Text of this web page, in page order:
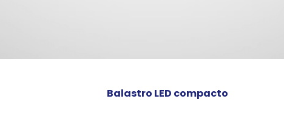
Balastro LED compacto